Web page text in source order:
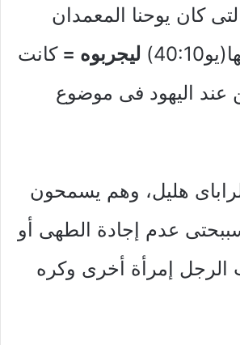
كان يوحنا المعمدان
ليجربوه =كانت
عند اليهود فى موضوع
هليل، وهم يسمحون
عدم إجادة الطهى أو
الرجل إمرأة أخرى وكره